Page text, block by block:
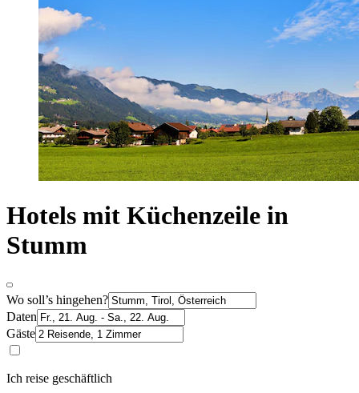
Hotels mit Küchenzeile in
Stumm
Wo soll’s hingehen?
Daten
Gäste
Ich reise geschäftlich